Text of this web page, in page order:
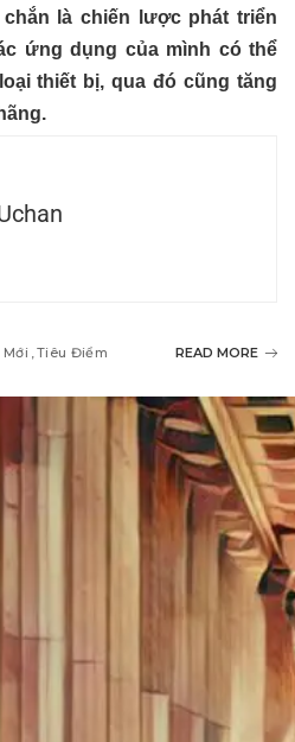
là chiến lược phát triển
ứng dụng của mình có thể
thiết bị, qua đó cũng tăng
Mới Tiêu Điểm READ MORE